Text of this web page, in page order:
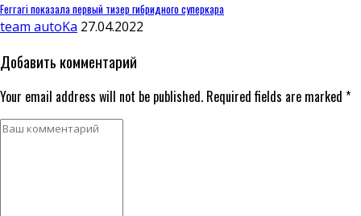
Ferrari показала первый тизер гибридного суперкара
team autoKa 27.04.2022
Добавить комментарий
Your email address will not be published. Required fields are marked *